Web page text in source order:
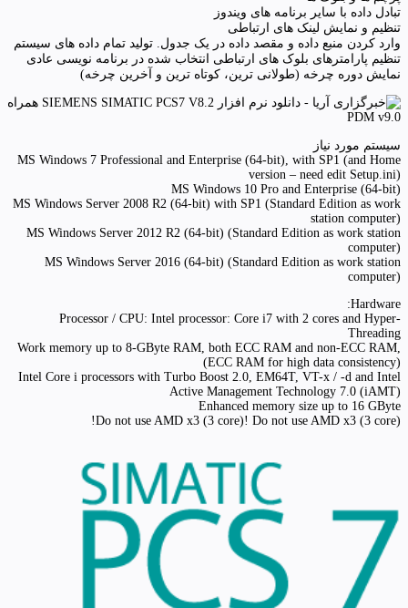
تبادل داده با سایر برنامه های ویندوز
تنظیم و نمایش لینک های ارتباطی
وارد کردن منبع داده و مقصد داده در یک جدول. تولید تمام داده های سیستم
تنظیم پارامترهای بلوک های ارتباطی انتخاب شده در برنامه نویسی عادی
نمایش دوره چرخه (طولانی ترین، کوتاه ترین و آخرین چرخه)
سیستم مورد نیاز
MS Windows 7 Professional and Enterprise (64-bit), with SP1 (and Home
version – need edit Setup.ini)
MS Windows 10 Pro and Enterprise (64-bit)
MS Windows Server 2008 R2 (64-bit) with SP1 (Standard Edition as work
station computer)
MS Windows Server 2012 R2 (64-bit) (Standard Edition as work station
computer)
MS Windows Server 2016 (64-bit) (Standard Edition as work station
computer)
Hardware:
Processor / CPU: Intel processor: Core i7 with 2 cores and Hyper-
Threading
Work memory up to 8-GByte RAM, both ECC RAM and non-ECC RAM,
(ECC RAM for high data consistency)
Intel Core i processors with Turbo Boost 2.0, EM64T, VT-x / -d and Intel
Active Management Technology 7.0 (iAMT)
Enhanced memory size up to 16 GByte
Do not use AMD x3 (3 core)! Do not use AMD x3 (3 core)!